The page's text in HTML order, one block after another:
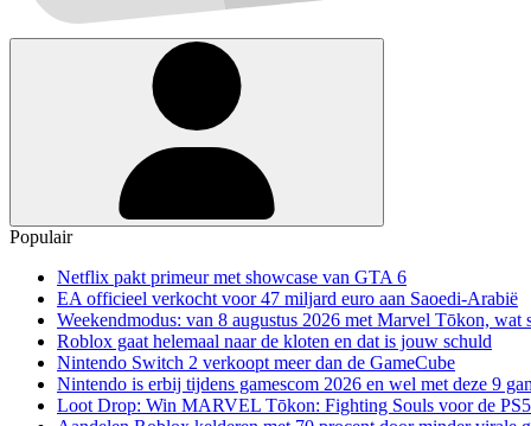
Populair
Netflix pakt primeur met showcase van GTA 6
EA officieel verkocht voor 47 miljard euro aan Saoedi-Arabië
Weekendmodus: van 8 augustus 2026 met Marvel Tōkon, wat
Roblox gaat helemaal naar de kloten en dat is jouw schuld
Nintendo Switch 2 verkoopt meer dan de GameCube
Nintendo is erbij tijdens gamescom 2026 en wel met deze 9
Loot Drop: Win MARVEL Tōkon: Fighting Souls voor de PS5